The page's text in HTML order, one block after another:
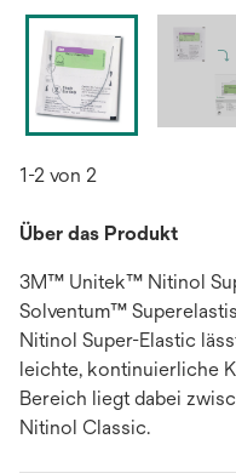
1-2 von 2
Über das Produkt
3M™ Unitek™ Nitinol
Solventum™
Nitinol Super-Elastic
leichte, kontinuierliche
Bereich liegt dabei
Nitinol Classic.